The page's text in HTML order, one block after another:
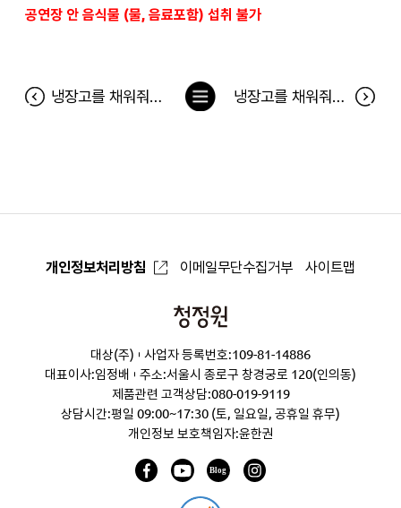
공연장 안 음식물 (물, 음료포함) 섭취 불가
냉장고를 채워줘 138차 당첨자(9월 2일~9월 8일) 냉장고를 채워줘 139차 당첨자(9월 9일~9월 15일)
목
개인정보처리방침 이메일무단수집거부 사이트맵
청
원
대상(주)
사업자 등록번호:109-81-14886
대표이사:임정배
주소:서울시 종로구 창경궁로 120(인의동)
제품관련 고객상담:080-019-9119
상담시간:평일 09:00~17:30 (토, 일요일, 공휴일 휴무)
개인정보 보호책임자:윤한권